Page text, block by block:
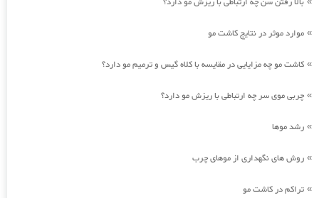
» موارد موثر در نتایج کاشت مو
» کاشت مو چه مزایایی در مقایسه با کلاه گیس و ترمیم مو دارد؟
» چربی موی سر چه ارتباطی با ریزش مو دارد؟
» رشد موها
» روش های نگهداری از موهای چرب
» تراکم در کاشت مو